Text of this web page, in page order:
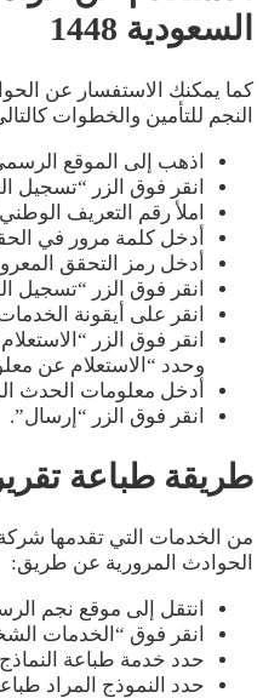
السعودية 1448
كما يمكنك الاستفسار عن
النجم للتأمين والخطوات
اذهب إلى الموقع
انقر فوق الزر “تسجيل
املأ رقم التعريف
أدخل كلمة مرور في
أدخل رمز التحقق
انقر فوق الزر “تسجيل
انقر على أيقونة
انقر فوق الزر
وحدد “الاستعلام عن
أدخل معلومات الحدث
انقر فوق الزر “إرسال”.
طريقة طباعة
من الخدمات التي تقدمها شركة
الحوادث المرورية عن طريق:
انتقل إلى موقع نجم
انقر فوق “الخدمات
حدد خدمة طباعة
حدد النموذج المراد